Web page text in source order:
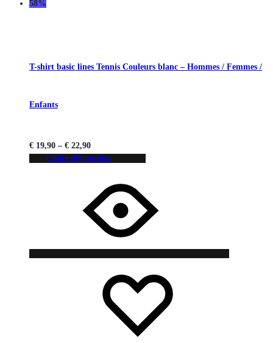
58%
T-shirt basic lines Tennis Couleurs blanc – Hommes / Femmes /
Enfants
€ 19,90 – € 22,90
Choix des options